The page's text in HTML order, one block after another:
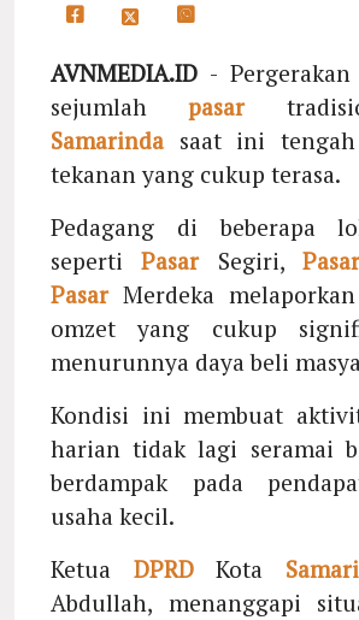
AVNMEDIA.ID -
sejumlahpasar
Samarinda saat ini
tekanan yang cukup terasa.
Pedagang di beberapa
sepertiPasarSegiri,
PasarMerdeka
omzet yang cukup
menurunnya daya beli
Kondisi ini membuat
harian tidak lagi seramai
berdampak pada
usaha kecil.
Ketua DPRDKota
Abdullah, menanggapi